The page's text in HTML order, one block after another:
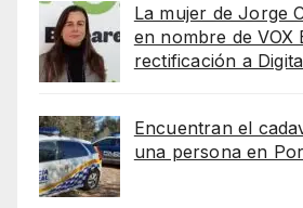
La mujer de Jorge
en nombre de VOX
rectificación a
Encuentran el
una persona en